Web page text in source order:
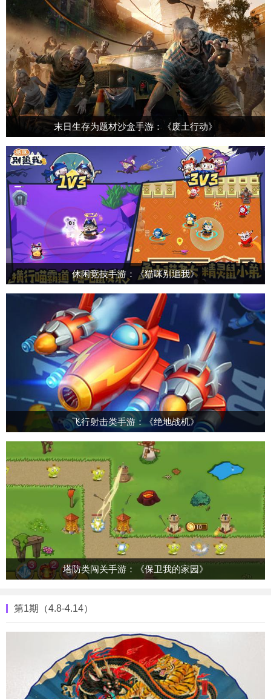
末日生存为题材沙盒手游：《废土行动》
休闲竞技手游：《猫咪别追我》
飞行射击类手游：《绝地战机》
塔防类闯关手游：《保卫我的家园》
第1期（4.8-4.14）